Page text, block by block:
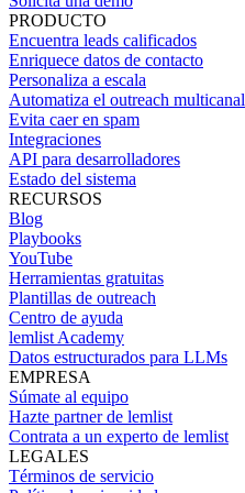
PRODUCTO
Encuentra leads calificados
Enriquece datos de contacto
Personaliza a escala
Automatiza el outreach multicanal
Evita caer en spam
Integraciones
API para desarrolladores
Estado del sistema
RECURSOS
Blog
Playbooks
YouTube
Herramientas gratuitas
Plantillas de outreach
Centro de ayuda
lemlist Academy
Datos estructurados para LLMs
EMPRESA
Súmate al equipo
Hazte partner de lemlist
Contrata a un experto de lemlist
LEGALES
Términos de servicio